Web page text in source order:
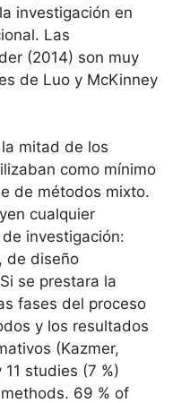
investigación en
Las
(2014) son muy
de Luo y McKinney
mitad de los
como mínimo
de métodos mixto.
cualquier
investigación:
de diseño
se prestara la
fases del proceso
y los resultados
(Kazmer,
studies (7 %)
69 % of